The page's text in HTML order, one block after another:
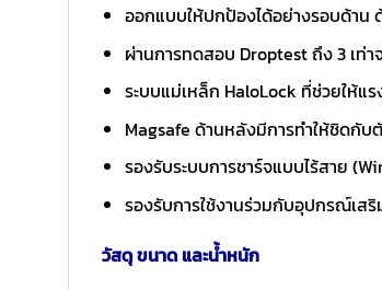
ออกแบบให้ปกป้องได้อย่างรอบด้าน
ผ่านการทดสอบ Droptest ถึง 3 เท่า
ระบบแม่เหล็ก HaloLock ที่ช่วยให้แ
Magsafe ด้านหลังมีการทำให้ชิดกับ
รองรับระบบการชาร์จแบบไร้สาย
รองรับการใช้งานร่วมกับอุปกรณ์เสริ
วัสดุ ขนาด และน้ำหนัก